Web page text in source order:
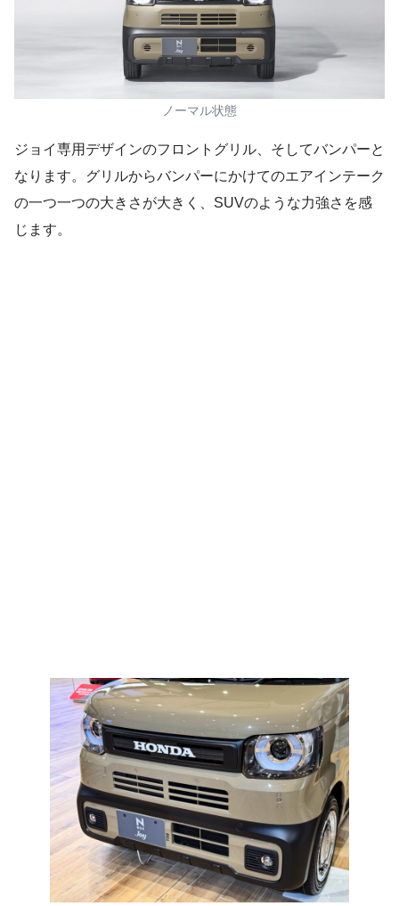
ノーマル状態
ジョイ専用デザインのフロントグリル、そしてバンパーと
なります。グリルからバンパーにかけてのエアインテーク
の一つ一つの大きさが大きく、SUVのような力強さを感
じます。